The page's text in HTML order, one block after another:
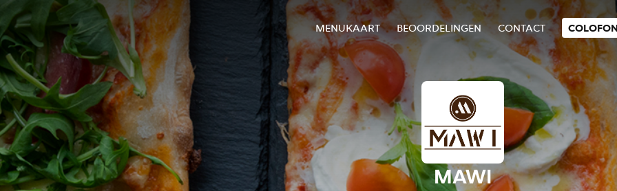
MENUKAART BEOORDELINGEN CONTACT
MAWI